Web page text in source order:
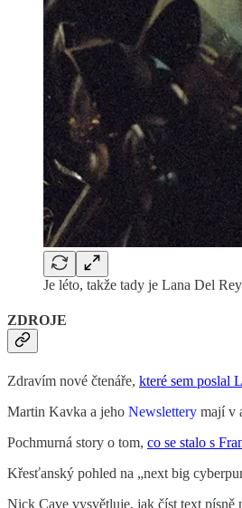
Je léto, takže tady je Lana Del
ZDROJE
Zdravím nové čtenáře, které sem poslal
Martin Kavka a jeho Newslettery mají v
Pochmurná story o tom, co se stalo s
Křesťanský pohled na „next big
Nick Cave vysvětluje, jak číst text písně